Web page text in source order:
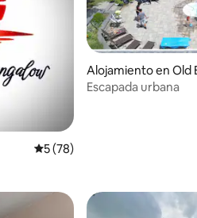
Calificación promedio: 5 de 5,
5 (78)
Alojamiento en Old
Escapada urbana